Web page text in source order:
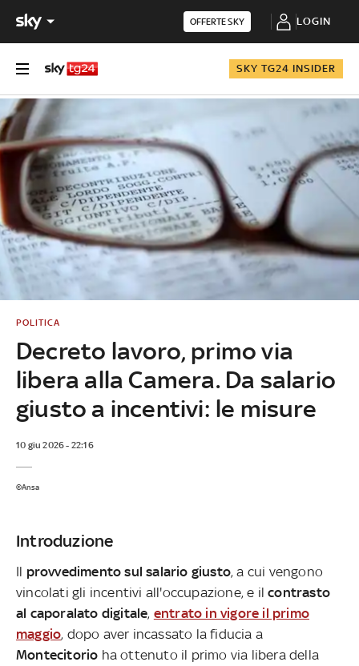
OFFERTE SKY LOGIN
SKY TG24 INSIDER
Decreto lavoro, primo via
libera alla Camera. Da salario
giusto a incentivi: le misure
POLITICA
10 giu 2026 - 22:16
©Ansa
Introduzione
Il provvedimento sul salario giusto, a cui vengono
vincolati gli incentivi all'occupazione, e ilcontrasto
al caporalato digitale, entrato in vigore il primo
maggio, dopo aver incassato la fiducia a
Montecitorio ha ottenuto il primo via libera della